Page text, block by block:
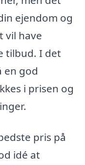
ejendom og
vil have
tilbud. I det
en god
i prisen og
pris på
idé at